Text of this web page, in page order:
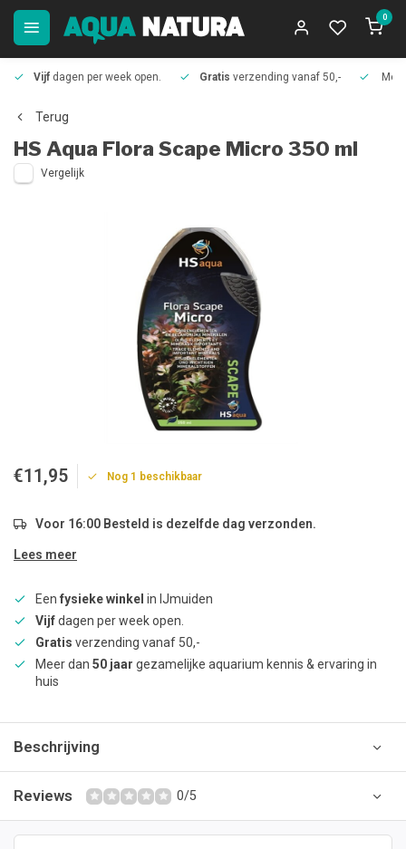
0
Vijf dagen per week open. Gratis verzending vanaf 50,-
Terug
HS Aqua Flora Scape Micro 350 ml
Vergelijk
€11,95 Nog 1 beschikbaar
Voor 16:00 Besteld is dezelfde dag verzonden.
Lees meer
Een fysieke winkel in IJmuiden
Vijfdagen per week open.
Gratis verzending vanaf 50,-
Meer dan 50 jaar gezamelijke aquarium kennis & ervaring in
huis
Beschrijving
Reviews 0/5